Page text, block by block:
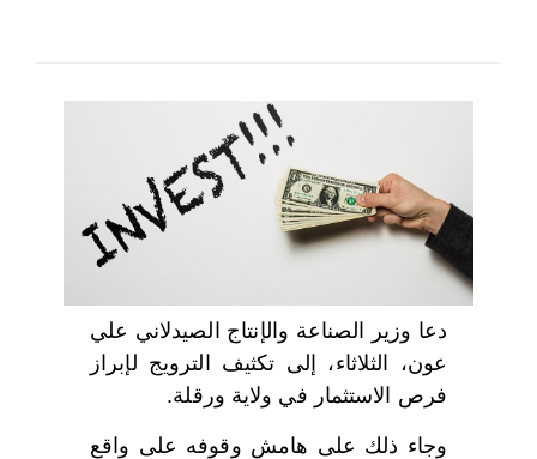
دعا وزير الصناعة والإنتاج الصيدلاني علي
عون، الثلاثاء، إلى تكثيف الترويج لإبراز
فرص الاستثمار في ولاية ورقلة.
وجاء ذلك على هامش وقوفه على واقع